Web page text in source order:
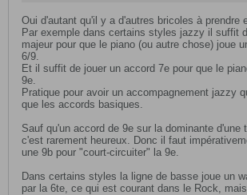
Oui d'autant qu'il y a d'autres bricoles à prendre
Par exemple dans certains styles jazzy il suffit
majeur pour que le piano (ou autre chose) joue
6/9.
Et il suffit de jouer un accord 7e pour que le
9e.
Pratique pour avoir un accompagnement jazzy
que les accords basiques.
Sauf qu'un accord de 9e sur la dominante d'une
c'est rarement heureux. Donc il faut
une 9b pour "court-circuiter" la 9e.
Dans certains styles la ligne de basse joue un
par la 6te, ce qui est courant dans le Rock,